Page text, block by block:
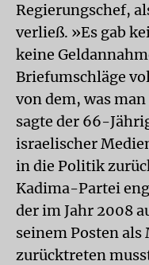
Regierungschef,
verließ. »Es gab
keine
Briefumschläge
von dem, was
sagte der 66-
israelischer
in die Politik
Kadima-Partei
der im Jahr 2008
seinem Posten
zurücktreten